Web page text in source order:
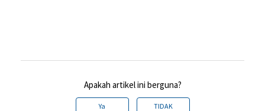
Apakah artikel ini berguna?
Ya TIDAK